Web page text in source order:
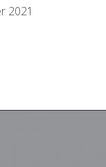
2021